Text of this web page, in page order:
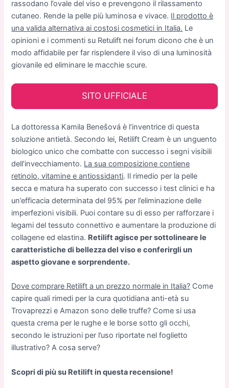
rassodano l’ovale del viso e prevengono il rilassamento
cutaneo. Rende la pelle più luminosa e vivace. Il prodotto è
una valida alternativa ai costosi cosmetici in Italia. Le
opinioni e i commenti su Retulift nei forum dicono che è un
modo affidabile per far risplendere il viso di una luminosità
giovanile ed eliminare le macchie scure.
SITO UFFICIALE
La dottoressa Kamila Benešová è l’inventrice di questa
soluzione antietà. Secondo lei, Retilift Cream è un unguento
biologico unico che combatte con successo i segni visibili
dell’invecchiamento. La sua composizione contiene
retinolo, vitamine e antiossidanti. Il rimedio per la pelle
secca e matura ha superato con successo i test clinici e ha
un’efficacia determinata del 95% per l’eliminazione delle
imperfezioni visibili. Puoi contare su di esso per rafforzare i
legami del tessuto connettivo e aumentare la produzione di
collagene ed elastina. Retilift agisce per sottolineare le
caratteristiche di bellezza del viso e conferirgli un
aspetto giovane e sorprendente.
Dove comprare Retilift a un prezzo normale in Italia? Come
capire quali rimedi per la cura quotidiana anti-età su
Trovaprezzi e Amazon sono delle truffe? Come si usa
questa crema per le rughe e le borse sotto gli occhi,
secondo le istruzioni per l’uso riportate nel foglietto
illustrativo? A cosa serve?
Scopri di più su Retilift in questa recensione!